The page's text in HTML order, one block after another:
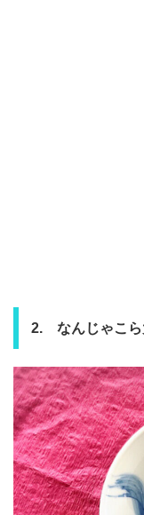
2. なんじゃこら